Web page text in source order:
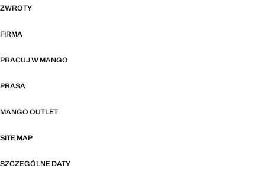
ZWROTY
FIRMA
PRACUJ W MANGO
PRASA
MANGO OUTLET
SITE MAP
SZCZEGÓLNE DATY